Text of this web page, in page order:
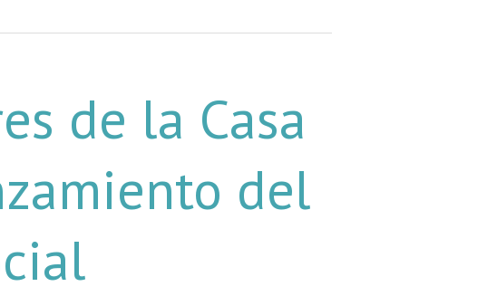
de la Casa
del